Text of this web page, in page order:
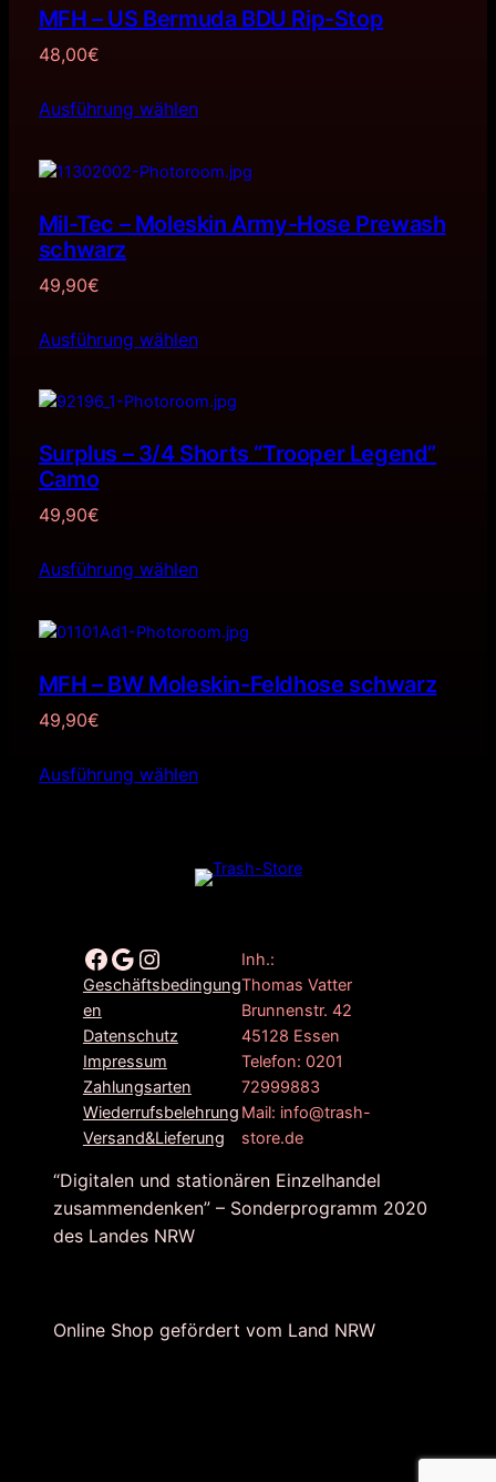
MFH – US Bermuda BDU Rip-Stop
48,00€
Ausführung wählen
Mil-Tec – Moleskin Army-Hose Prewash
schwarz
49,90€
Ausführung wählen
Surplus – 3/4 Shorts “Trooper Legend”
Camo
49,90€
Ausführung wählen
MFH – BW Moleskin-Feldhose schwarz
49,90€
Ausführung wählen
Facebook Google Instagram
Geschäftsbedingung
en
Datenschutz
Impressum
Zahlungsarten
Wiederrufsbelehrung
Versand&Lieferung
Inh.:
Thomas Vatter
Brunnenstr. 42
45128 Essen
Telefon: 0201
72999883
Mail: info@trash-
store.de
“Digitalen und stationären Einzelhandel
zusammendenken” – Sonderprogramm 2020
des Landes NRW
Online Shop gefördert vom Land NRW